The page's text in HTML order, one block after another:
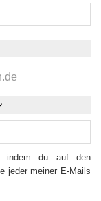
indem du auf den
jeder meiner E-Mails